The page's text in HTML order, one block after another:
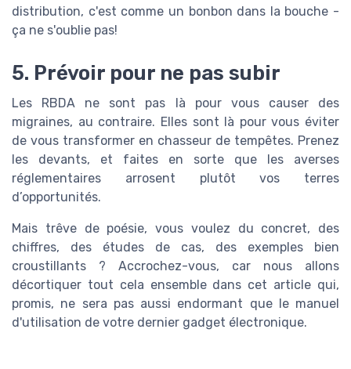
distribution, c'est comme un bonbon dans la bouche -
ça ne s'oublie pas!
5. Prévoir pour ne pas subir
Les RBDA ne sont pas là pour vous causer des
migraines, au contraire. Elles sont là pour vous éviter
de vous transformer en chasseur de tempêtes. Prenez
les devants, et faites en sorte que les averses
réglementaires arrosent plutôt vos terres
d’opportunités.
Mais trêve de poésie, vous voulez du concret, des
chiffres, des études de cas, des exemples bien
croustillants ? Accrochez-vous, car nous allons
décortiquer tout cela ensemble dans cet article qui,
promis, ne sera pas aussi endormant que le manuel
d'utilisation de votre dernier gadget électronique.